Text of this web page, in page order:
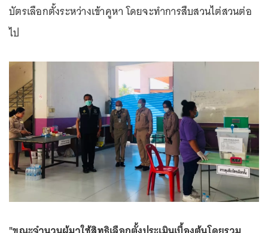
บัตรเลือกตั้งระหว่างเข้าคูหา โดยจะทำการสืบสวนไต่สวนต่อ
ไป